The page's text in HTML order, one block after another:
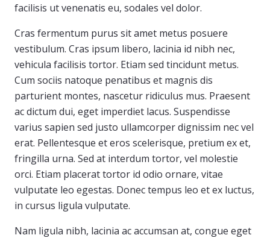
facilisis ut venenatis eu, sodales vel dolor.
Cras fermentum purus sit amet metus posuere
vestibulum. Cras ipsum libero, lacinia id nibh nec,
vehicula facilisis tortor. Etiam sed tincidunt metus.
Cum sociis natoque penatibus et magnis dis
parturient montes, nascetur ridiculus mus. Praesent
ac dictum dui, eget imperdiet lacus. Suspendisse
varius sapien sed justo ullamcorper dignissim nec vel
erat. Pellentesque et eros scelerisque, pretium ex et,
fringilla urna. Sed at interdum tortor, vel molestie
orci. Etiam placerat tortor id odio ornare, vitae
vulputate leo egestas. Donec tempus leo et ex luctus,
in cursus ligula vulputate.
Nam ligula nibh, lacinia ac accumsan at, congue eget